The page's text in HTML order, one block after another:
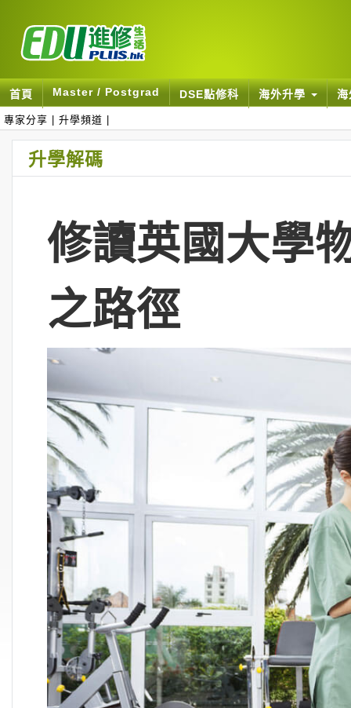
首頁 Master / Postgrad DSE點修科 海外升學
專家分享 升學頻道
升學解碼
修讀英國大學
之路徑